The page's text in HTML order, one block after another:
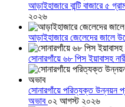
আড়াইহাজারে বান্টি বাজারে ৫
২০২৬
আড়াইহাজারে জেলেদের জালে
সোনারগাঁয়ে ৬৮ পিস ইয়াবাসহ
সোনারগাঁয়ে পরিত্যক্ত উন্নয়ন
অভাব ০২ আগস্ট ২০২৬